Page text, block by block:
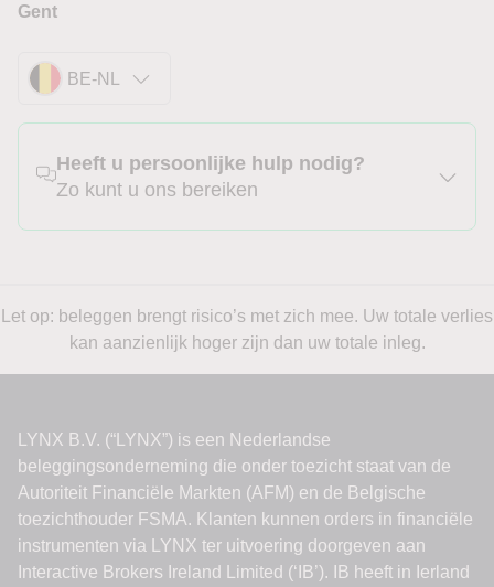
Gent
BE-NL
Heeft u persoonlijke hulp nodig?
Zo kunt u ons bereiken
Let op: beleggen brengt risico’s met zich mee. Uw totale verlies
kan aanzienlijk hoger zijn dan uw totale inleg.